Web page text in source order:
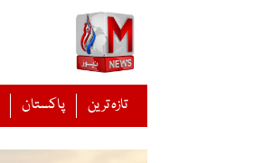
تازہ ترین پاکستان